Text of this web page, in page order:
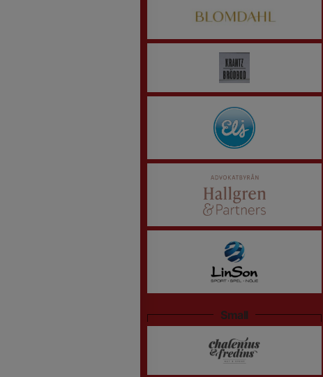
Small